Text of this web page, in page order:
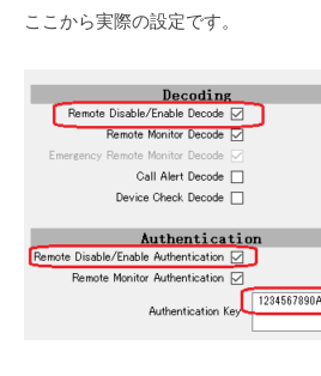
ここから実際の設定です。